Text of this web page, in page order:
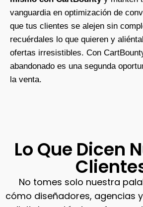
vanguardia en optimización de
que tus clientes se alejen sin
recuérdales lo que quieren y
ofertas irresistibles. Con
abandonado es una segunda
la venta.
Lo Que Dicen
No tomes solo nuestra
cómo diseñadores, agencias